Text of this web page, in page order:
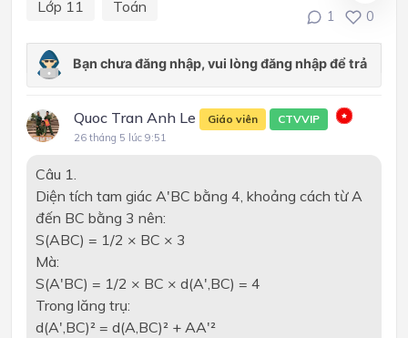
Lớp 11 Toán
1 0
Quoc Tran Anh Le Giáo viên CTVVIP
26 tháng 5 lúc 9:51
Câu 1.
Diện tích tam giác A'BC bằng 4, khoảng cách từ A
đến BC bằng 3 nên:
S(ABC) = 1/2 × BC × 3
Mà:
S(A'BC) = 1/2 × BC × d(A',BC) = 4
Trong lăng trụ:
d(A',BC)² = d(A,BC)² + AA'²